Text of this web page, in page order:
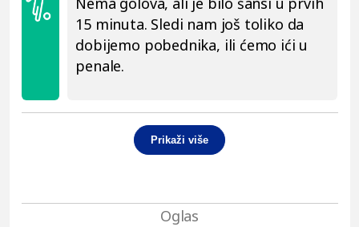
15 minuta. Sledi nam još toliko da
dobijemo pobednika, ili ćemo ići u
penale.
Prikaži više